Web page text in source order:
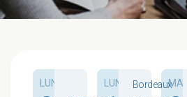
LUN. LUN.
BordeauxMAR.